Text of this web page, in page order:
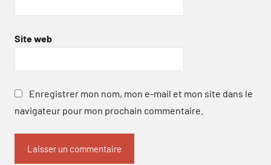
Site web
Enregistrer mon nom, mon e-mail et mon site dans le
navigateur pour mon prochain commentaire.